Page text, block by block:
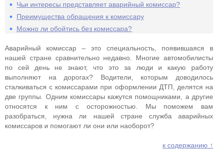
Чьи интересы представляет аварийный комиссар?
Преимущества обращения к комиссару
Можно ли обойтись без комиссара?
Аварийный комиссар – это специальность, появившаяся в
нашей стране сравнительно недавно. Многие автомобилисты
по сей день не знают, что это за люди и какую работу
выполняют на дорогах? Водители, которым доводилось
сталкиваться с комиссарами при оформлении ДТП, делятся на
две группы. Одним комиссары кажутся помощниками, а другие
относятся к ним с осторожностью. Мы поможем вам
разобраться, нужна ли нашей стране служба аварийных
комиссаров и помогают ли они или наоборот?
к содержанию ↑